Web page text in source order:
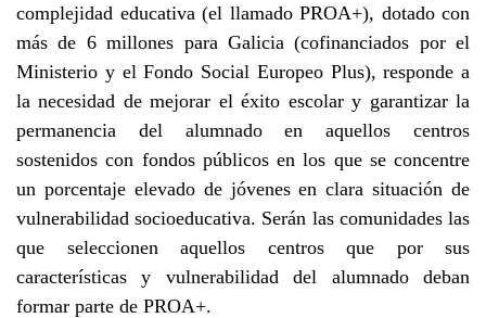
complejidad educativa (el llamado PROA+), dotado con
más de 6 millones para Galicia (cofinanciados por el
Ministerio y el Fondo Social Europeo Plus), responde a
la necesidad de mejorar el éxito escolar y garantizar la
permanencia del alumnado en aquellos centros
sostenidos con fondos públicos en los que se concentre
un porcentaje elevado de jóvenes en clara situación de
vulnerabilidad socioeducativa. Serán las comunidades las
que seleccionen aquellos centros que por sus
características y vulnerabilidad del alumnado deban
formar parte de PROA+.